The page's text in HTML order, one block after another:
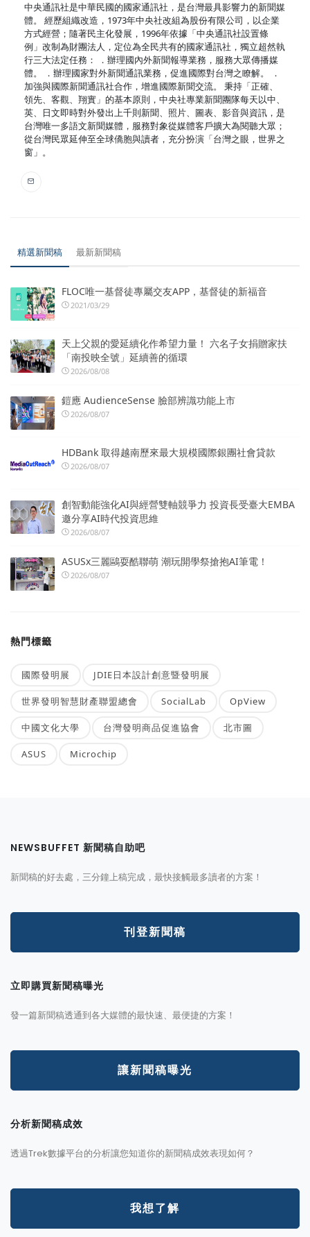
中央通訊社是中華民國的國家通訊社，是台灣最具影響力的新聞媒
體。 經歷組織改造，1973年中央社改組為股份有限公司，以企業
方式經營；隨著民主化發展，1996年依據「中央通訊社設置條
例」改制為財團法人，定位為全民共有的國家通訊社，獨立超然執
行三大法定任務： ．辦理國內外新聞報導業務，服務大眾傳播媒
體。 ．辦理國家對外新聞通訊業務，促進國際對台灣之瞭解。 ．
加強與國際新聞通訊社合作，增進國際新聞交流。 秉持「正確、
領先、客觀、翔實」的基本原則，中央社專業新聞團隊每天以中、
英、日文即時對外發出上千則新聞、照片、圖表、影音與資訊，是
台灣唯一多語文新聞媒體，服務對象從媒體客戶擴大為閱聽大眾；
從台灣民眾延伸至全球僑胞與讀者，充分扮演「台灣之眼，世界之
窗」。
精選新聞稿 最新新聞稿
FLOC唯一基督徒專屬交友APP，基督徒的新福音
2021/03/29
天上父親的愛延續化作希望力量！ 六名子女捐贈家扶
「南投映全號」延續善的循環
2026/08/08
鎧應 AudienceSense 臉部辨識功能上市
2026/08/07
HDBank 取得越南歷來最大規模國際銀團社會貸款
2026/08/07
創智動能強化AI與經營雙軸競爭力 投資長受臺大EMBA
邀分享AI時代投資思維
2026/08/07
ASUSx三麗鷗耍酷聯萌 潮玩開學祭搶抱AI筆電！
2026/08/07
熱門標籤
國際發明展 JDIE日本設計創意暨發明展
世界發明智慧財產聯盟總會 SocialLab OpView
中國文化大學 台灣發明商品促進協會 北市圖
ASUS Microchip
NEWSBUFFET 新聞稿自助吧
新聞稿的好去處，三分鐘上稿完成，最快接觸最多讀者的方案！
刊登新聞稿
立即購買新聞稿曝光
發一篇新聞稿透通到各大媒體的最快速、最便捷的方案！
讓新聞稿曝光
分析新聞稿成效
透過Trek數據平台的分析讓您知道你的新聞稿成效表現如何？
我想了解